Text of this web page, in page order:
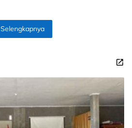
Selengkapnya